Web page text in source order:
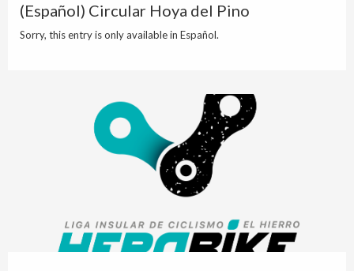
(Español) Circular Hoya del Pino
Sorry, this entry is only available in Español.